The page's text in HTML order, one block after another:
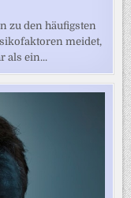
zu den häufigsten
meidet,
als ein...